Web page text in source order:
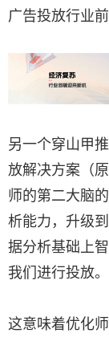
广告投放行业
另一个穿山甲
放解决方案（
师的第二大脑
析能力，升级
据分析基础上
我们进行投放。
这意味着优化